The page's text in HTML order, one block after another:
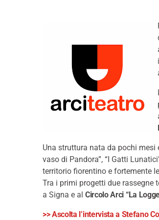
Una struttura nata da pochi mesi
vaso di Pandora”, “I Gatti
territorio fiorentino e fortemente
Tra i primi progetti due rassegne
a Signa e al Circolo Arci “La
>> Ascolta l’intervista a Stefano